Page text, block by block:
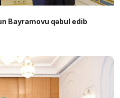
Bayramovu qəbul edib